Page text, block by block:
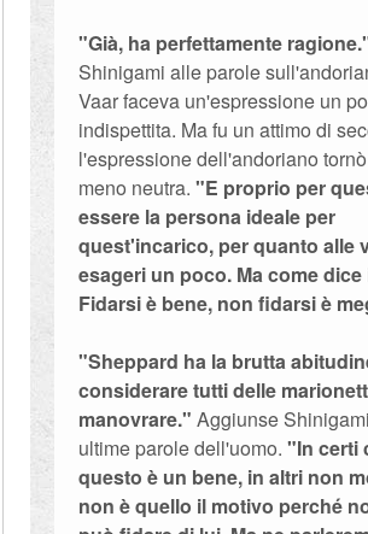
"Già, ha perfettamente
Shinigami alle parole
Vaar faceva un'espressione un
indispettita. Ma fu un attimo di
l'espressione dell'andoriano
meno neutra."E proprio per
essere la persona ideale per
quest'incarico, per quanto alle
esageri un poco. Ma come
Fidarsi è bene, non fidarsi è
"Sheppard ha la brutta
considerare tutti delle
manovrare." Aggiunse
ultime parole dell'uomo."In certi
questo è un bene, in altri non
non è quello il motivo perché